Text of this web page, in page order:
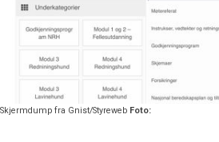
Skjermdump fra Gnist/Styreweb Foto: